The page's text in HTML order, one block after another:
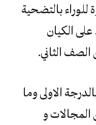
بالتضحية
على الكيان
الصف الثاني.
الاولى وما
المجالات و